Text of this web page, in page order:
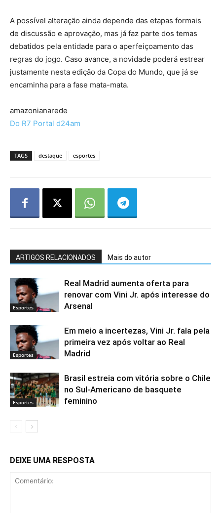
A possível alteração ainda depende das etapas formais
de discussão e aprovação, mas já faz parte dos temas
debatidos pela entidade para o aperfeiçoamento das
regras do jogo. Caso avance, a novidade poderá estrear
justamente nesta edição da Copa do Mundo, que já se
encaminha para a fase mata-mata.
amazonianarede
Do R7 Portal d24am
TAGS destaque esportes
ARTIGOS RELACIONADOS Mais do autor
Esportes
Real Madrid aumenta oferta para
renovar com Vini Jr. após interesse do
Arsenal
Esportes
Em meio a incertezas, Vini Jr. fala pela
primeira vez após voltar ao Real
Madrid
Esportes
Brasil estreia com vitória sobre o Chile
no Sul-Americano de basquete
feminino
DEIXE UMA RESPOSTA